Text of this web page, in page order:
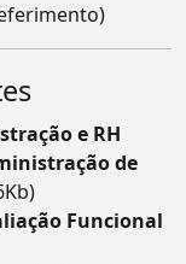
e RH
de
Funcional